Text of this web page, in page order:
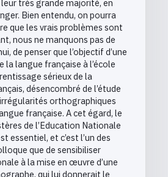
très grande majorité, en
Bien entendu, on pourra
que les vrais problèmes sont
nous ne manquons pas de
de penser que l’objectif d’une
la langue française à l’école
sérieux de la
désencombré de l’étude
orthographiques
française. A cet égard, le
de l’Education Nationale
essentiel, et c’est l’un des
que de sensibiliser
à la mise en œuvre d’une
qui lui donnerait le